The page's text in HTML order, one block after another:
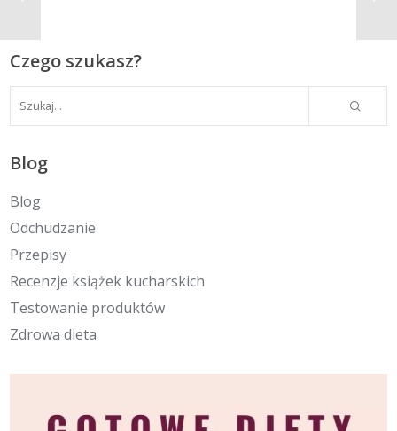
Czego szukasz?
Blog
Blog
Odchudzanie
Przepisy
Recenzje książek kucharskich
Testowanie produktów
Zdrowa dieta